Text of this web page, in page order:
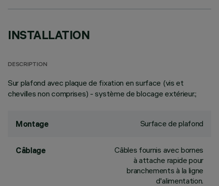
INSTALLATION
DESCRIPTION
Sur plafond avec plaque de fixation en surface (vis et
chevilles non comprises) - système de blocage extérieur.;
Montage Surface de plafond
Câblage
Câbles fournis avec bornes
à attache rapide pour
branchements à la ligne
d'alimentation.